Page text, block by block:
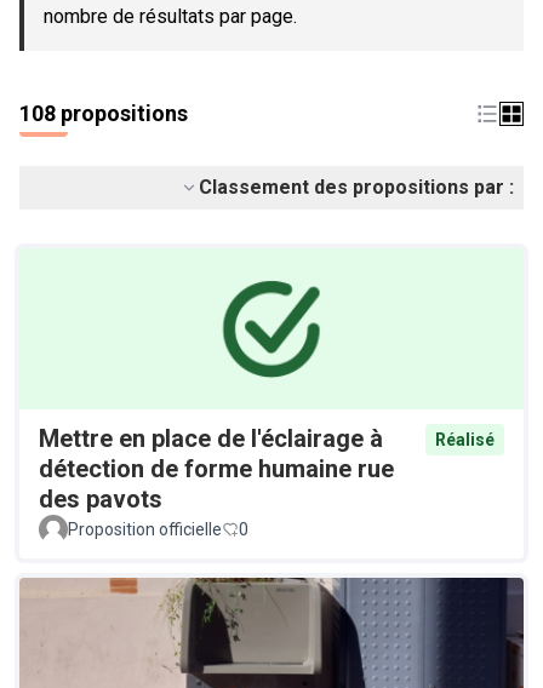
nombre de résultats par page.
108 propositions
Classement des propositions par :
Mettre en place de l'éclairage à
détection de forme humaine rue
des pavots
Réalisé
Proposition officielle 0